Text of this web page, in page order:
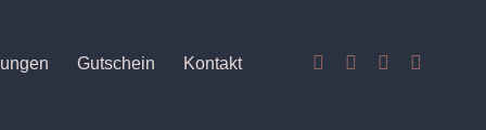
Gutschein Kontakt